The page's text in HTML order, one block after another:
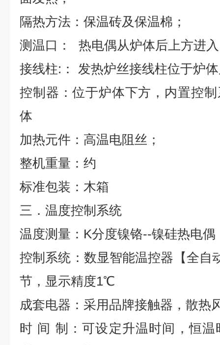
隔热方法：保温砖及保温棉；
测温口：
热电偶从炉体后上方进
接线柱: ：
发热炉丝接线柱位于炉
控制器：位于炉体下方，内置控
体
加热元件：高温电阻丝；
整机重量：约
标准包装：木箱
三． 温度控制系统
温度测量： K分度镍铬--镍硅热电偶
控制系统：数显智能温控器【全自
节，显示精度1℃
成套电器：采用品牌接触器，散热
时 间 制：可设定升温时间，恒